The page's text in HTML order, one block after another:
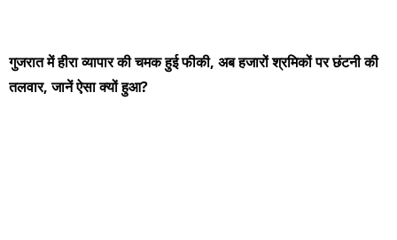
गुजरात में हीरा व्यापार की चमक हुई फीकी, अब हजारों श्रमिकों पर छंटनी की
तलवार, जानें ऐसा क्यों हुआ?